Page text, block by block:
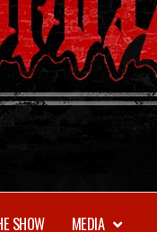
SHOW MEDIA